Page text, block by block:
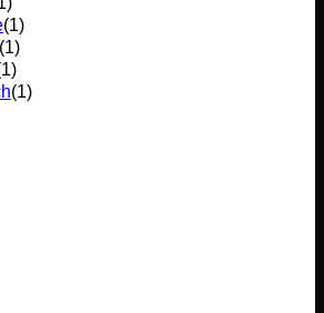
(1)
(1)
1)
(1)